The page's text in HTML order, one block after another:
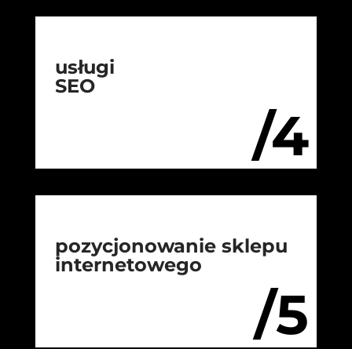
/4
usługi
SEO
/5
pozycjonowanie sklepu
internetowego